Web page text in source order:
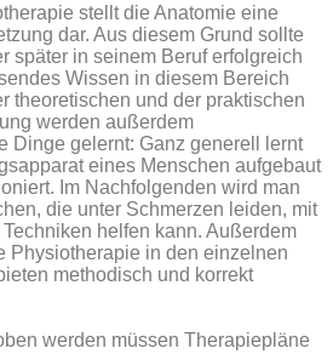
stellt die Anatomie eine
dar. Aus diesem Grund sollte
später in seinem Beruf erfolgreich
Wissen in diesem Bereich
theoretischen und der praktischen
werden außerdem
Dinge gelernt: Ganz generell lernt
eines Menschen aufgebaut
Im Nachfolgenden wird man
die unter Schmerzen leiden, mit
helfen kann. Außerdem
Physiotherapie in den einzelnen
methodisch und korrekt
werden müssen Therapiepläne